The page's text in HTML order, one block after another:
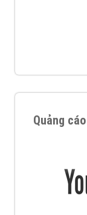
Quảng